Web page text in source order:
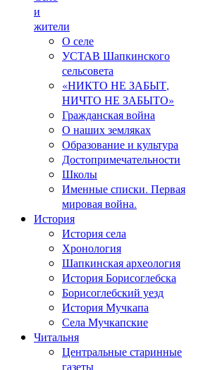
и
жители
О селе
УСТАВ Шапкинского
сельсовета
«НИКТО НЕ ЗАБЫТ,
НИЧТО НЕ ЗАБЫТО»
Гражданская война
О наших земляках
Образование и культура
Достопримечательности
Школы
Именные списки. Первая
мировая война.
История
История села
Хронология
Шапкинская археология
История Борисоглебска
Борисоглебский уезд
История Мучкапа
Села Мучкапские
Читальня
Центральные старинные
газеты